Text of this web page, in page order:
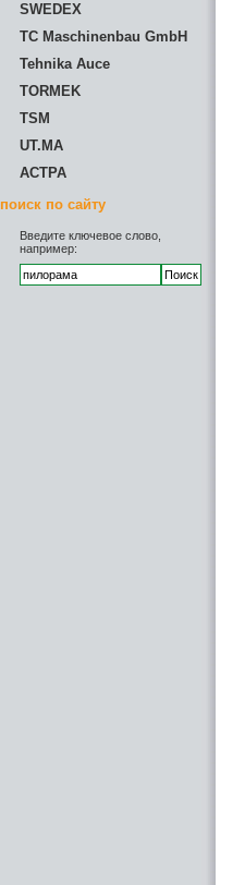
SWEDEX
TC Maschinenbau GmbH
Tehnika Auce
TORMEK
TSM
UT.MA
АСТРА
поиск по сайту
Введите ключевое слово,
например: